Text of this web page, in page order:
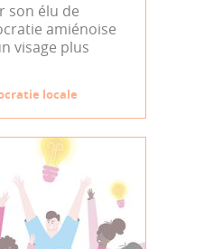
son élu de
amiénoise
visage plus
locale